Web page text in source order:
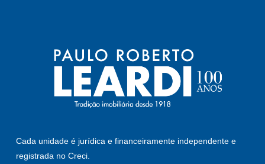
Cada unidade é jurídica e financeiramente independente e
registrada no Creci.